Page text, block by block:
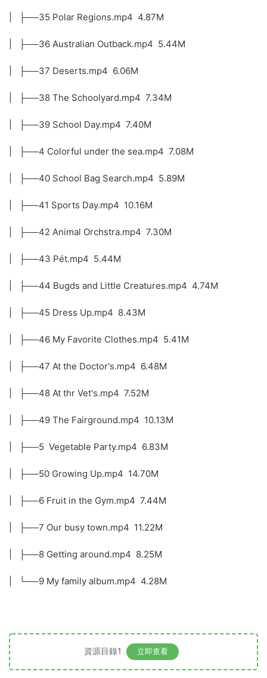
| ├──35 Polar Regions.mp4 4.87M
| ├──36 Australian Outback.mp4 5.44M
| ├──37 Deserts.mp4 6.06M
| ├──38 The Schoolyard.mp4 7.34M
| ├──39 School Day.mp4 7.40M
| ├──4 Colorful under the sea.mp4 7.08M
| ├──40 School Bag Search.mp4 5.89M
| ├──41 Sports Day.mp4 10.16M
| ├──42 Animal Orchstra.mp4 7.30M
| ├──43 Pét.mp4 5.44M
| ├──44 Bugds and Little Creatures.mp4 4.74M
| ├──45 Dress Up.mp4 8.43M
| ├──46 My Favorite Clothes.mp4 5.41M
| ├──47 At the Doctor's.mp4 6.48M
| ├──48 At thr Vet's.mp4 7.52M
| ├──49 The Fairground.mp4 10.13M
| ├──5 Vegetable Party.mp4 6.83M
| ├──50 Growing Up.mp4 14.70M
| ├──6 Fruit in the Gym.mp4 7.44M
| ├──7 Our busy town.mp4 11.22M
| ├──8 Getting around.mp4 8.25M
| └──9 My family album.mp4 4.28M
資源目錄1 立即查看